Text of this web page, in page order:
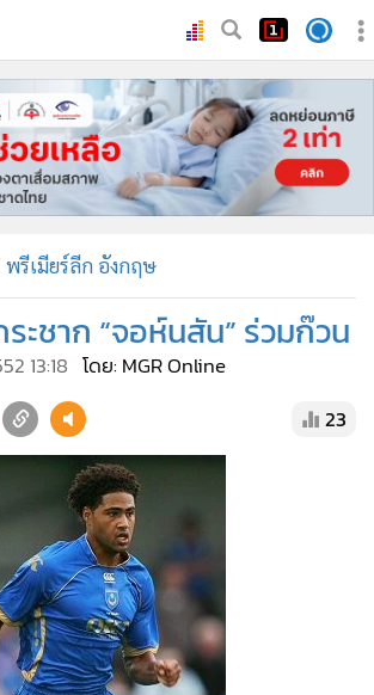
Well-being
& SD
HR
พรีเมียร์ลีก อังกฤษ
ะชาก “จอห์นสัน” ร่วมก๊วน
13:18 โดย: MGR Online
23